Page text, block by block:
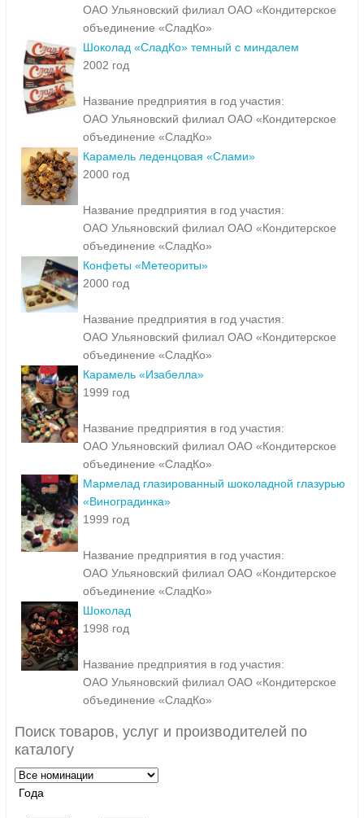
ОАО Ульяновский филиал ОАО «Кондитерское
объединение «СладКо»
Шоколад «СладКо» темный с миндалем
2002 год
Название предприятия в год участия:
ОАО Ульяновский филиал ОАО «Кондитерское
объединение «СладКо»
Карамель леденцовая «Слами»
2000 год
Название предприятия в год участия:
ОАО Ульяновский филиал ОАО «Кондитерское
объединение «СладКо»
Конфеты «Метеориты»
2000 год
Название предприятия в год участия:
ОАО Ульяновский филиал ОАО «Кондитерское
объединение «СладКо»
Карамель «Изабелла»
1999 год
Название предприятия в год участия:
ОАО Ульяновский филиал ОАО «Кондитерское
объединение «СладКо»
Мармелад глазированный шоколадной глазурью
«Виноградинка»
1999 год
Название предприятия в год участия:
ОАО Ульяновский филиал ОАО «Кондитерское
объединение «СладКо»
Шоколад
1998 год
Название предприятия в год участия:
ОАО Ульяновский филиал ОАО «Кондитерское
объединение «СладКо»
Поиск товаров, услуг и производителей по
каталогу
Года